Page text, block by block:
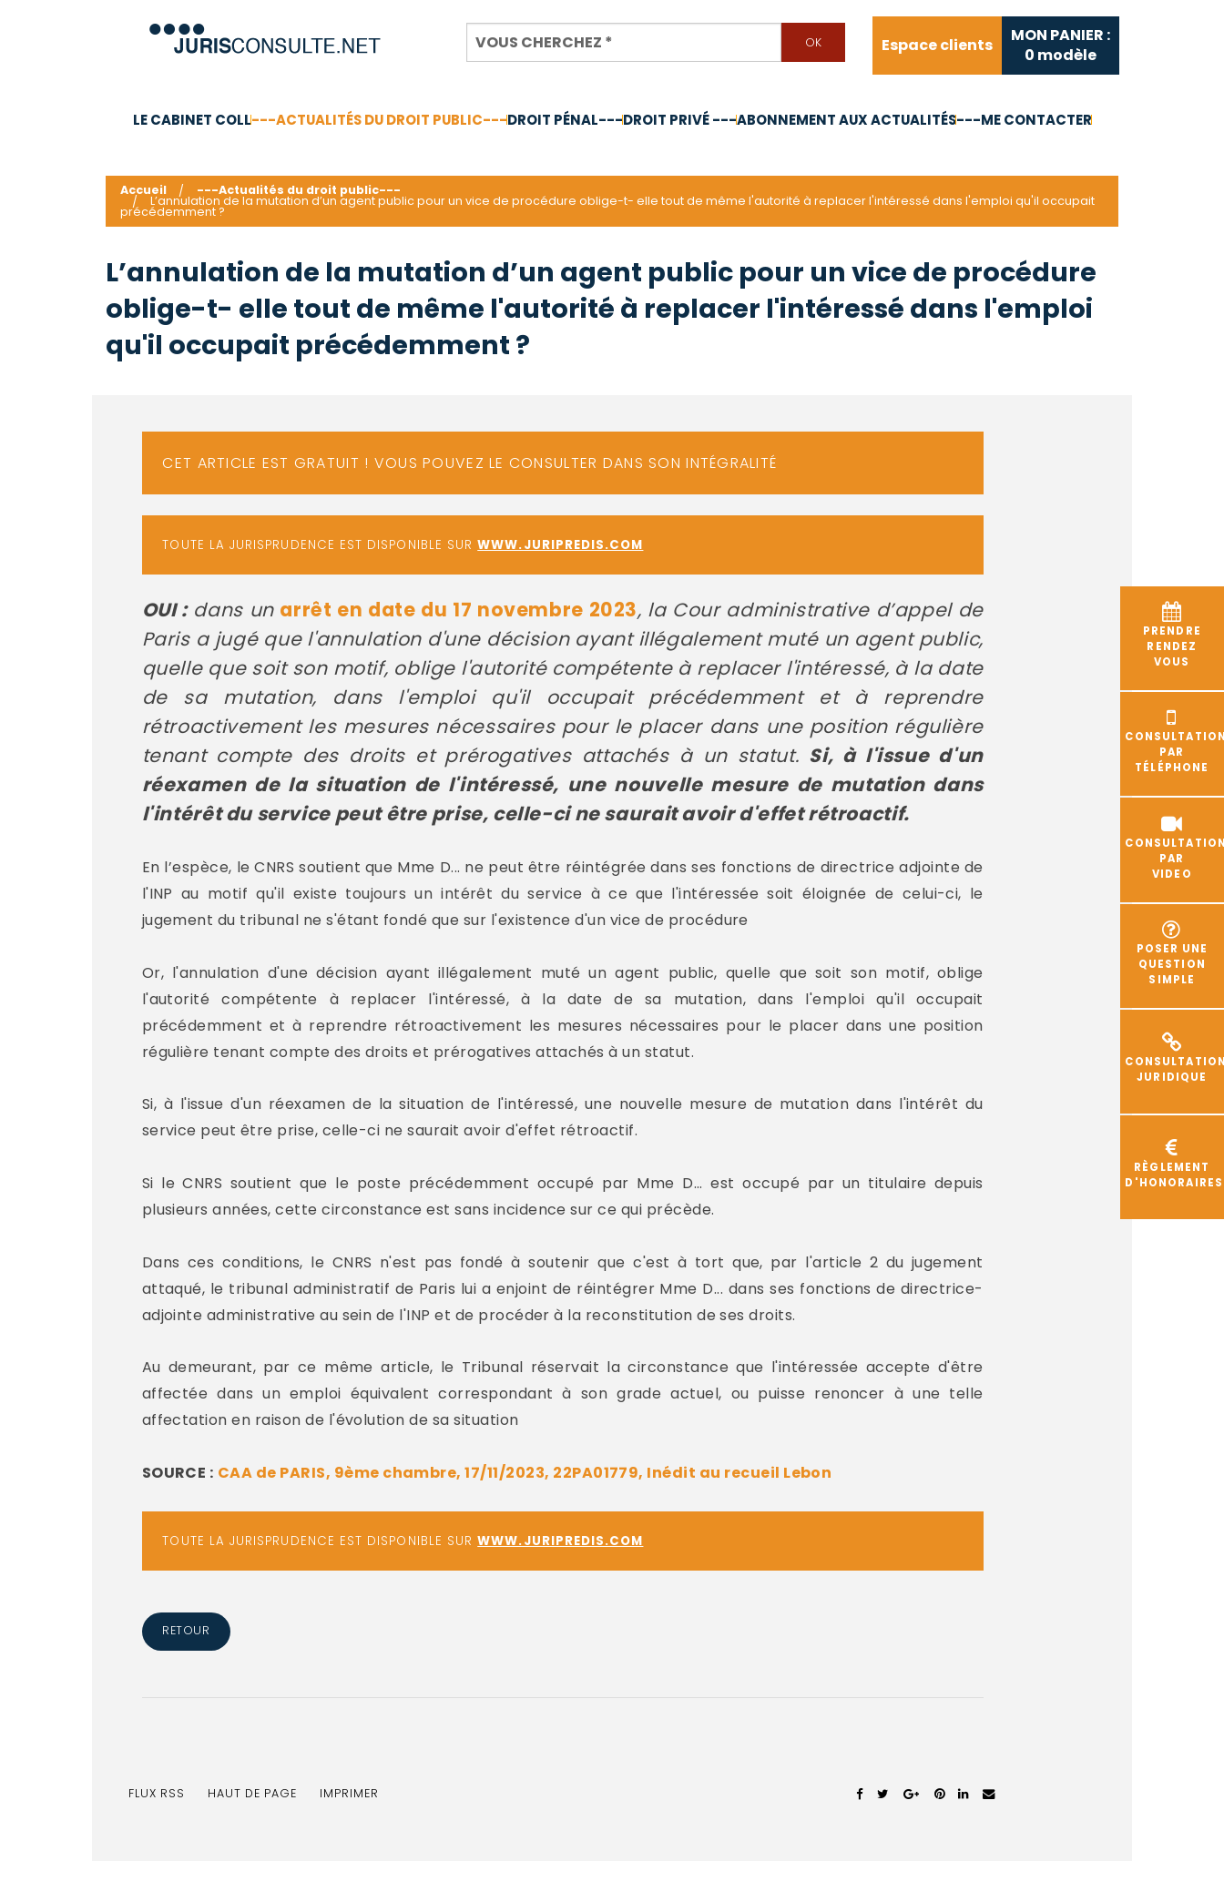
Espace clients
MON PANIER :
0 modèle
LE CABINET COLL---ACTUALITÉS DU DROIT PUBLIC---DROIT PÉNAL---DROIT PRIVÉ ---ABONNEMENT AUX ACTUALITÉS---ME CONTACTER
PRENDRE
RENDEZ
VOUS
PAR
TÉLÉPHONE
PAR
VIDEO
POSER UNE
QUESTION
SIMPLE
JURIDIQUE
RÈGLEMENT
D'HONORAIRES
Accueil ---Actualités du droit public---
L’annulation de la mutation d’un agent public pour un vice de procédure oblige-t- elle tout de même l'autorité à replacer l'intéressé dans l'emploi qu'il occupait
précédemment ?
L’annulation de la mutation d’un agent public pour un vice de procédure
oblige-t- elle tout de même l'autorité à replacer l'intéressé dans l'emploi
qu'il occupait précédemment ?
CET ARTICLE EST GRATUIT ! VOUS POUVEZ LE CONSULTER DANS SON INTÉGRALITÉ
TOUTE LA JURISPRUDENCE EST DISPONIBLE SURWWW.JURIPREDIS.COM
OUI :dans un arrêt en date du 17 novembre 2023, la Cour administrative d’appel de
Paris a jugé que l'annulation d'une décision ayant illégalement muté un agent public,
quelle que soit son motif, oblige l'autorité compétente à replacer l'intéressé, à la date
de sa mutation, dans l'emploi qu'il occupait précédemment et à reprendre
rétroactivement les mesures nécessaires pour le placer dans une position régulière
tenant compte des droits et prérogatives attachés à un statut. Si, à l'issue d'un
réexamen de la situation de l'intéressé, une nouvelle mesure de mutation dans
l'intérêt du service peut être prise, celle-ci ne saurait avoir d'effet rétroactif.
En l’espèce, le CNRS soutient que Mme D... ne peut être réintégrée dans ses fonctions de directrice adjointe de
l'INP au motif qu'il existe toujours un intérêt du service à ce que l'intéressée soit éloignée de celui-ci, le
jugement du tribunal ne s'étant fondé que sur l'existence d'un vice de procédure
Or, l'annulation d'une décision ayant illégalement muté un agent public, quelle que soit son motif, oblige
l'autorité compétente à replacer l'intéressé, à la date de sa mutation, dans l'emploi qu'il occupait
précédemment et à reprendre rétroactivement les mesures nécessaires pour le placer dans une position
régulière tenant compte des droits et prérogatives attachés à un statut.
Si, à l'issue d'un réexamen de la situation de l'intéressé, une nouvelle mesure de mutation dans l'intérêt du
service peut être prise, celle-ci ne saurait avoir d'effet rétroactif.
Si le CNRS soutient que le poste précédemment occupé par Mme D... est occupé par un titulaire depuis
plusieurs années, cette circonstance est sans incidence sur ce qui précède.
Dans ces conditions, le CNRS n'est pas fondé à soutenir que c'est à tort que, par l'article 2 du jugement
attaqué, le tribunal administratif de Paris lui a enjoint de réintégrer Mme D... dans ses fonctions de directrice-
adjointe administrative au sein de l'INP et de procéder à la reconstitution de ses droits.
Au demeurant, par ce même article, le Tribunal réservait la circonstance que l'intéressée accepte d'être
affectée dans un emploi équivalent correspondant à son grade actuel, ou puisse renoncer à une telle
affectation en raison de l'évolution de sa situation
SOURCE : CAA de PARIS, 9ème chambre, 17/11/2023, 22PA01779, Inédit au recueil Lebon
TOUTE LA JURISPRUDENCE EST DISPONIBLE SURWWW.JURIPREDIS.COM
RETOUR
FLUX RSS HAUT DE PAGE IMPRIMER